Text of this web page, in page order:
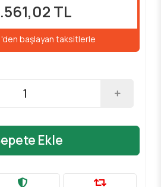
TL
'den başlayan taksitlerle
Ekle